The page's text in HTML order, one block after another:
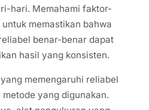
hari. Memahami faktor-
memastikan bahwa
benar-benar dapat
hasil yang konsisten.
memengaruhi reliabel
yang digunakan.